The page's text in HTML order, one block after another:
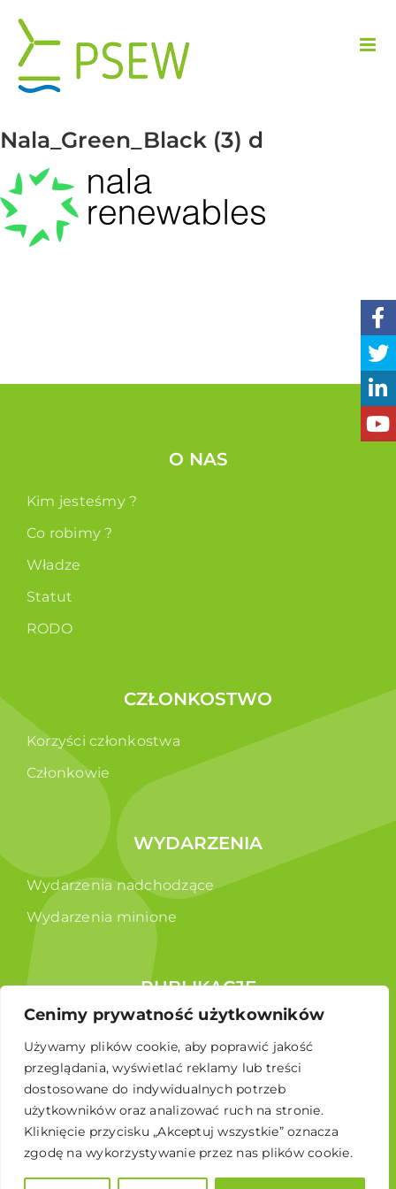
Cenimy prywatność użytkowników
Używamy plików cookie, aby poprawić jakość
przeglądania, wyświetlać reklamy lub treści
dostosowane do indywidualnych potrzeb
użytkowników oraz analizować ruch na stronie.
Kliknięcie przycisku „Akceptuj wszystkie” oznacza
zgodę na wykorzystywanie przez nas plików cookie.
zawartości
Nala_Green_Black (3) d
O NAS
Kim jesteśmy ?
Co robimy ?
Władze
Statut
RODO
CZŁONKOSTWO
Korzyści członkostwa
Członkowie
WYDARZENIA
Wydarzenia nadchodzące
Wydarzenia minione
PUBLIKACJE
Raporty
Broszura edukacyjna